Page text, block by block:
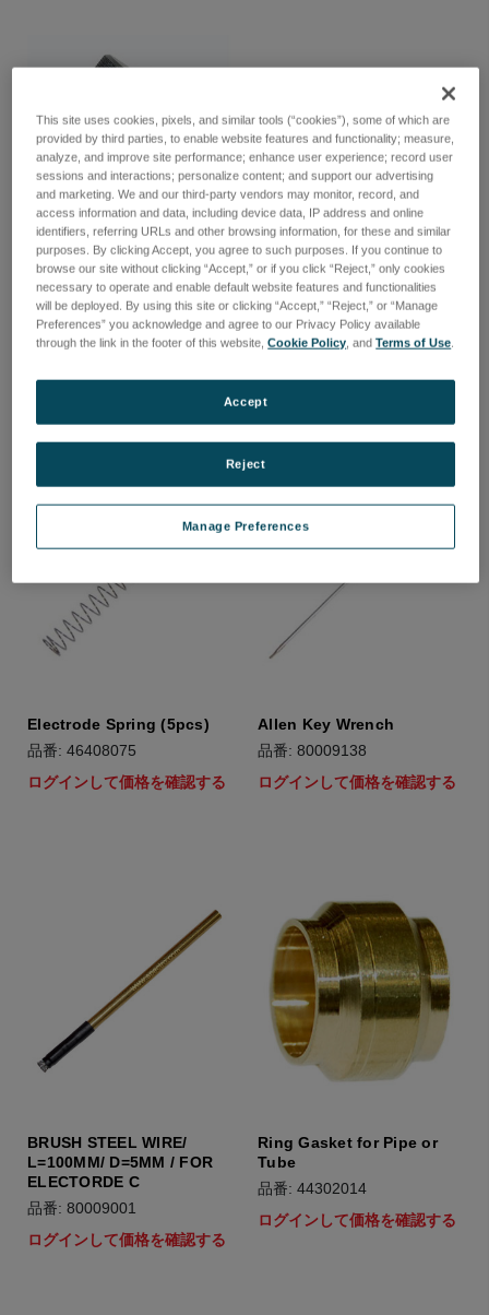
Electrode gap spacer tool
3.4mm
品番: 46501308
Electrode Set Screw 4mm
(10pcs)
品番: 41119401
Electrode Spring (5pcs)
品番: 46408075
ログインして価格を確認する
Allen Key Wrench
品番: 80009138
ログインして価格を確認する
BRUSH STEEL WIRE/
L=100MM/ D=5MM / FOR
ELECTORDE C
品番: 80009001
ログインして価格を確認する
Ring Gasket for Pipe or
Tube
品番: 44302014
ログインして価格を確認する
This site uses cookies, pixels, and similar tools (“cookies”), some of which are
provided by third parties, to enable website features and functionality; measure,
analyze, and improve site performance; enhance user experience; record user
sessions and interactions; personalize content; and support our advertising
and marketing. We and our third-party vendors may monitor, record, and
access information and data, including device data, IP address and online
identifiers, referring URLs and other browsing information, for these and similar
purposes. By clicking Accept, you agree to such purposes. If you continue to
browse our site without clicking “Accept,” or if you click “Reject,” only cookies
necessary to operate and enable default website features and functionalities
will be deployed. By using this site or clicking “Accept,” “Reject,” or “Manage
Preferences” you acknowledge and agree to our Privacy Policy available
through the link in the footer of this website,Cookie Policy, andTerms of Use.
Manage Preferences
Reject
Accept